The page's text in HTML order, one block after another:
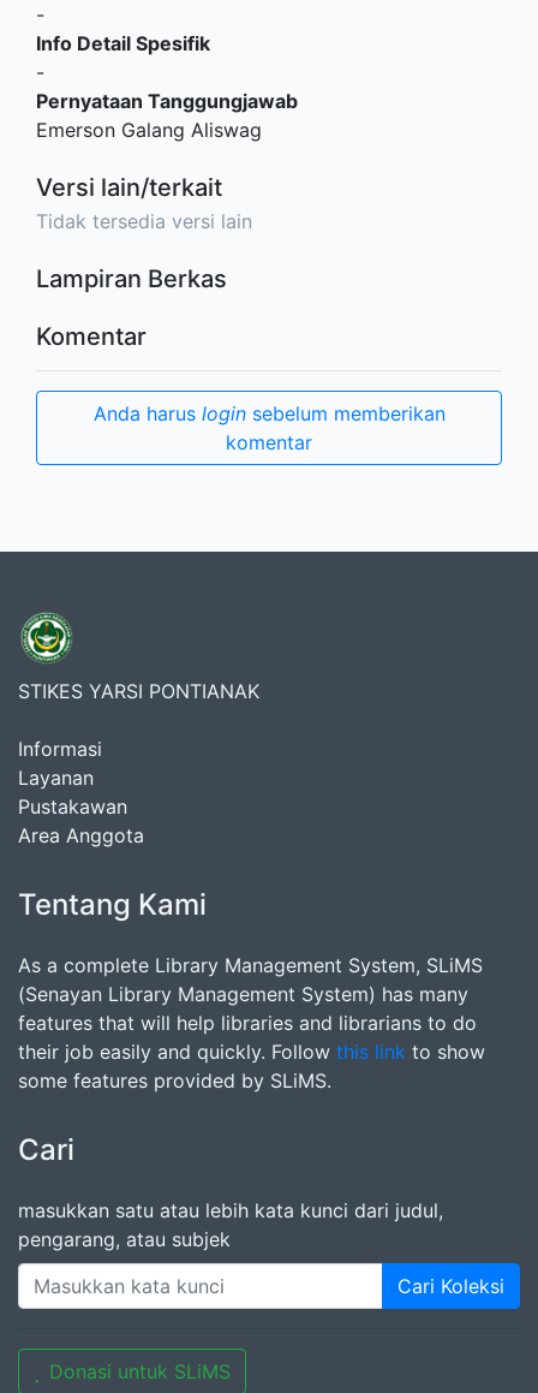
-
Info Detail Spesifik
-
Pernyataan Tanggungjawab
Emerson Galang Aliswag
Versi lain/terkait
Tidak tersedia versi lain
Lampiran Berkas
Komentar
Anda harus loginsebelum memberikan
komentar
STIKES YARSI PONTIANAK
Informasi
Layanan
Pustakawan
Area Anggota
Tentang Kami
As a complete Library Management System, SLiMS
(Senayan Library Management System) has many
features that will help libraries and librarians to do
their job easily and quickly. Follow this link to show
some features provided by SLiMS.
Cari
masukkan satu atau lebih kata kunci dari judul,
pengarang, atau subjek
Cari Koleksi
Donasi untuk SLiMS